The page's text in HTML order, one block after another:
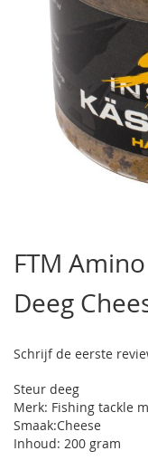
het
begin
van
de
gallerij
FTM
Deeg
Schrijf de eerste
Steur deeg
Merk: Fishing tackle
Smaak:Cheese
Inhoud: 200 gram